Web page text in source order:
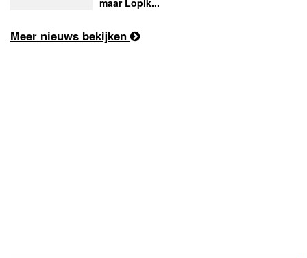
Meer nieuws bekijken